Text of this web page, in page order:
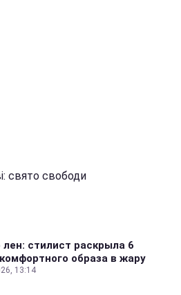
свято свободи
лен: стилист раскрыла 6
образа в жару
13:14